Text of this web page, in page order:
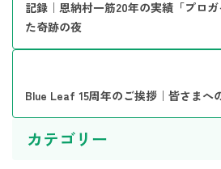
記録｜恩納村一筋20年の実績「プロ
た奇跡の夜
Blue Leaf 15周年のご挨拶｜皆さまへ
カテゴリー